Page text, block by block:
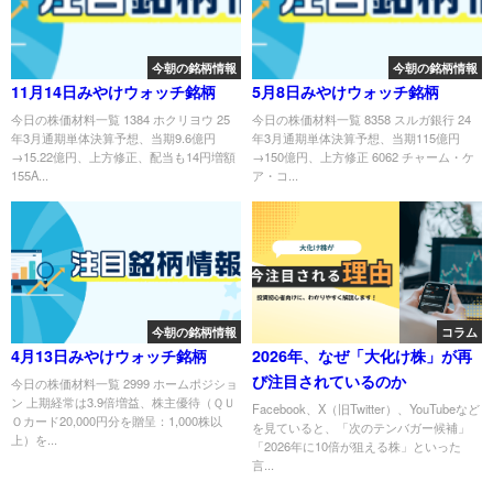
今朝の銘柄情報
11月14日みやけウォッチ銘柄
今日の株価材料一覧 1384 ホクリヨウ 25
年3月通期単体決算予想、当期9.6億円
→15.22億円、上方修正、配当も14円増額
155A...
今朝の銘柄情報
5月8日みやけウォッチ銘柄
今日の株価材料一覧 8358 スルガ銀行 24
年3月通期単体決算予想、当期115億円
→150億円、上方修正 6062 チャーム・ケ
ア・コ...
今朝の銘柄情報
4月13日みやけウォッチ銘柄
今日の株価材料一覧 2999 ホームポジショ
ン 上期経常は3.9倍増益、株主優待（ＱＵ
Ｏカード20,000円分を贈呈：1,000株以
上）を...
コラム
2026年、なぜ「大化け株」が再
び注目されているのか
Facebook、X（旧Twitter）、YouTubeなど
を見ていると、「次のテンバガー候補」
「2026年に10倍が狙える株」といった
言...